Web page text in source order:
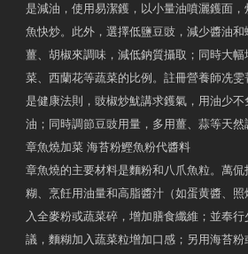
是減油，使用易潔鑊，以小量油噴灑鑊面
魚快炒。此外，選擇低鹽豆豉，減少醬油和
薑、胡椒來調味，減低鈉質攝取；同時大
菜、西蘭花等蔬菜的比例。註冊營養師冼
是健康法則，豉椒炒魷講求鑊氣，用油少
油；同時調節豆豉用量，多用薑、蒜等天然
章魚燒加菜 海苔粉鰹魚粉代醬料
章魚燒的主要材料是麵粉和八爪魚粒。萬
糊、烹飪用油量和高脂醬汁（如蛋黄醬、
入全麥粉或蔬菜碎，增加膳食纖維；並奉
議，麵糊加入蔬菜粒增加口感；另用海苔